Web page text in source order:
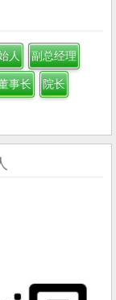
人 副总经理
事长 院长